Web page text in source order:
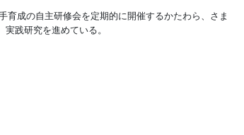
育成の自主研修会を定期的に開催するかたわら、さま
践研究を進めている。